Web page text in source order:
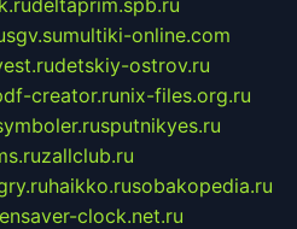
sgv.sumultiki-online.com
detskiy-ostrov.ru
creator.runix-files.org.ru
sputnikyes.ru
zallclub.ru
haikko.rusobakopedia.ru
clock.net.ru